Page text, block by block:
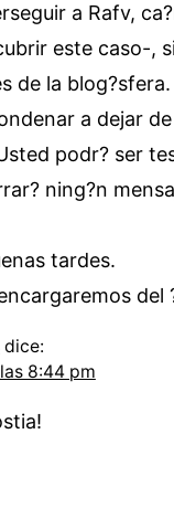
a Rafv,
este caso-,
de la
a dejar
podr? ser
ning?n
tardes.
dice:
8:44 pm